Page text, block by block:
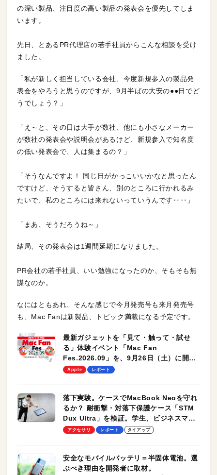
の深い製品、注目度の高い製品の発表会を優先してしま
います。
先日、とあるPR代理店の若手社員からこんな相談を受け
ました。
「私が新しく担当している会社、今度新規参入の製品発
表会をやろうと思うのですが、9月半ばの大安の●●日でど
うでしょう？」
「え～と、その日は大手が数社、他にも小さなメーカー
が数社の発表会や説明会があるけど、新規参入で知名度
の低い発表会で、人は集まるの？」
「そうなんですよ！ 同じ日がかっこいいかなと思ったん
ですけど、そうすると皆さん、別のところに行かれるみ
たいで、私のところには来れないっていうんです‥‥」
「まあ、そうだろうね～」
結局、その発表会は1週間延期になりました。
PR会社の若手社員、いい勉強になったのか、そもそも無
謀なのか。
なにはともあれ、そんな感じで今月発売号も来月発売号
も、Mac Fanは新製品、トピック満載になる予定です。
最新ガジェットを「見て・触って・試せ
る」体験イベント「Mac Fan
Fes.2026.09」を、9月26日（土）に開催
します！
Apple レポート
落下実験。ケースでMacBook Neoを守れ
るか？ 耐衝撃・対落下保護ケース「STM
Dux Ultra」を検証。学生、ビジネスマン
のモバイルユースに最適！
アクセサリ レポート タイアップ
安全なモバイルバッテリ＝半固体電池。選
ぶべき理由を開発者に取材。